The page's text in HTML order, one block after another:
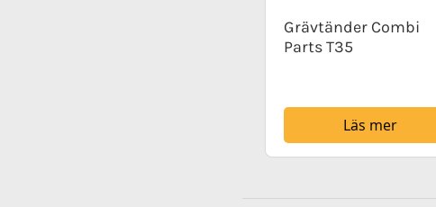
Grävtänder Combi
Parts T35
Läs mer